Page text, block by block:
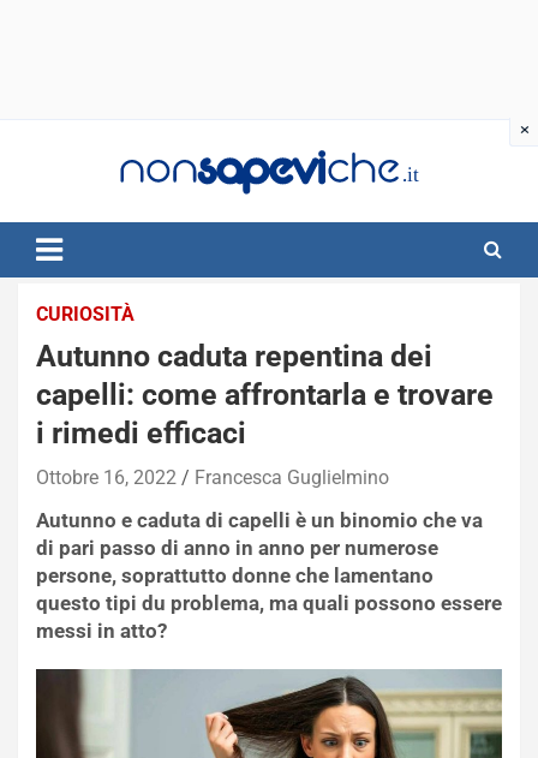
CURIOSITÀ
Autunno caduta repentina dei
capelli: come affrontarla e trovare
i rimedi efficaci
Ottobre 16, 2022 Francesca Guglielmino
Autunno e caduta di capelli è un binomio che va
di pari passo di anno in anno per numerose
persone, soprattutto donne che lamentano
questo tipi du problema, ma quali possono essere
messi in atto?